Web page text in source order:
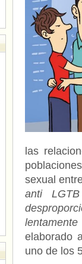
las
sexual
anti
elaborado
uno de los